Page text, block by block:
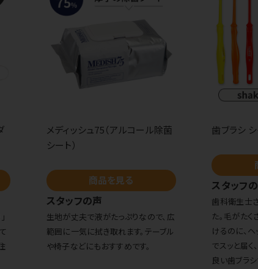
メディッシュ75（アルコール除菌
シート）
商品を見る
スタッフの声
生地が丈夫で液がたっぷりなので、広
範囲に一気に拭き取れます。テーブル
や椅子などにもおすすめです。
歯ブラシ
スタッフ
歯科衛生士
た。毛がた
けるのに、
でスッと届
良い歯ブラシ